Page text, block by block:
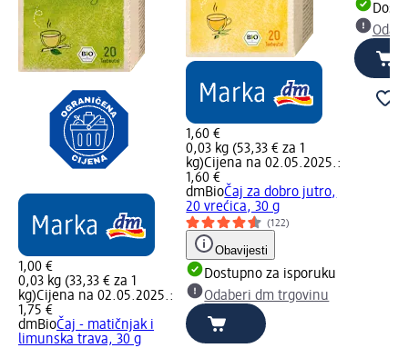
1,00 €
0,03 kg (33,33 € za 1
kg)Cijena na 02.05.2025.:
1,75 €
dmBioČaj - matičnjak i
limunska trava, 30 g
1,60 €
0,03 kg (53,33 € za 1
kg)Cijena na 02.05.2025.:
1,60 €
dmBioČaj za dobro jutro,
20 vrećica, 30 g
(122)
Obavijesti
Dostupno za isporuku
Odaberi dm trgovinu